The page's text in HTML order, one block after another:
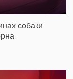
собаки